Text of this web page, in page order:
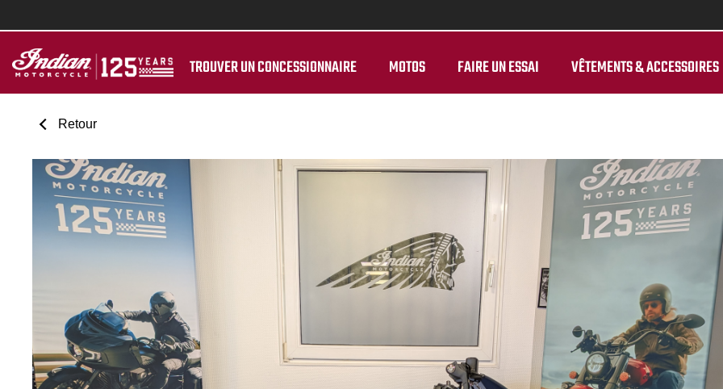
TROUVER UN CONCESSIONNAIRE MOTOS FAIRE UN ESSAI VÊTEMENTS & ACCESSOIRES
Retour